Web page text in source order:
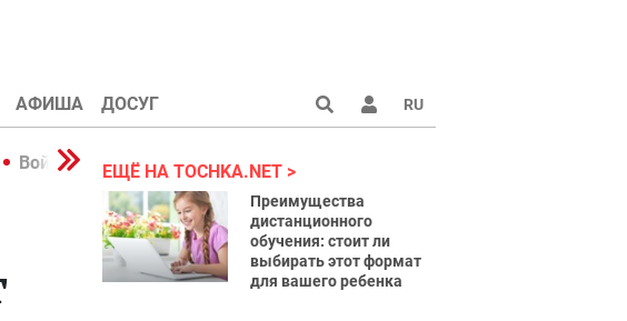
АФИША ДОСУГ RU
Война в Украине 2022
ЕЩЁ НА TOCHKA.NET
Преимущества
дистанционного
обучения: стоит ли
выбирать этот формат
для вашего ребенка